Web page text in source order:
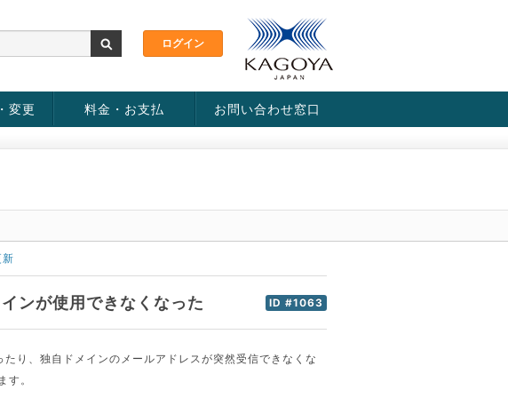
変更 料金・お支払 お問い合わせ窓口
新
ID #1063
ンが使用できなくなった
り、独自ドメインのメールアドレスが突然受信できなくな
す。